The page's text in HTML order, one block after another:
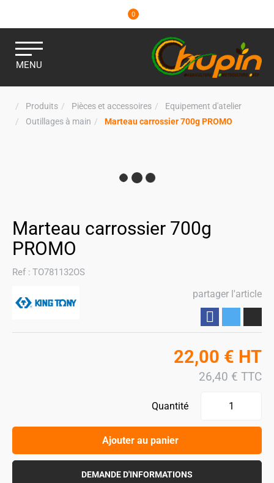
0
MENU
Produits Pièces et accessoires
Equipement d'atelier
Outillages à main
Marteau carrossier 700g PROMO
Marteau carrossier 700g
PROMO
Ref : TO781132OS
partager l'article
22,00 € HT
26,40 € TTC
Quantité
Ajouter au panier
DEMANDE D'INFORMATIONS